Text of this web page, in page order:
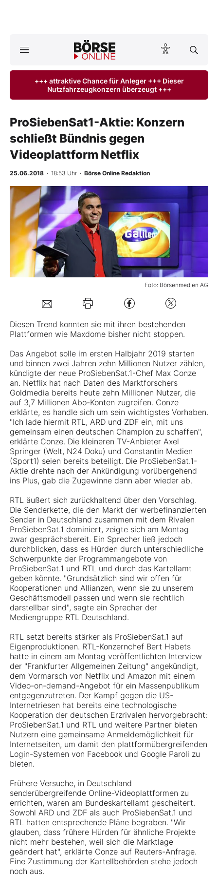
Anlageprodukte
Finanz-Check
Abo & Shop
BO-Musterdepots
Experten
Mein B:O
Mein Konto
Folgen Sie uns
+++ attraktive Chance für Anleger +++ Dieser
Nutzfahrzeugkonzern überzeugt +++
ProSiebenSat1-Aktie: Konzern
schließt Bündnis gegen
Videoplattform Netflix
25.06.2018 · 18:53 Uhr · Börse Online Redaktion
Foto: Börsenmedien AG
-%
Diesen Trend konnten sie mit ihren bestehenden
Plattformen wie Maxdome bisher nicht stoppen.
Das Angebot solle im ersten Halbjahr 2019 starten
und binnen zwei Jahren zehn Millionen Nutzer zählen,
kündigte der neue ProSiebenSat.1-Chef Max Conze
an. Netflix hat nach Daten des Marktforschers
Goldmedia bereits heute zehn Millionen Nutzer, die
auf 3,7 Millionen Abo-Konten zugreifen. Conze
erklärte, es handle sich um sein wichtigstes Vorhaben.
"Ich lade hiermit RTL, ARD und ZDF ein, mit uns
gemeinsam einen deutschen Champion zu schaffen",
erklärte Conze. Die kleineren TV-Anbieter Axel
Springer (Welt, N24 Doku) und Constantin Medien
(Sport1) seien bereits beteiligt. Die ProSiebenSat.1-
Aktie drehte nach der Ankündigung vorübergehend
ins Plus, gab die Zugewinne dann aber wieder ab.
RTL äußert sich zurückhaltend über den Vorschlag.
Die Senderkette, die den Markt der werbefinanzierten
Sender in Deutschland zusammen mit dem Rivalen
ProSiebenSat.1 dominiert, zeigte sich am Montag
zwar gesprächsbereit. Ein Sprecher ließ jedoch
durchblicken, dass es Hürden durch unterschiedliche
Schwerpunkte der Programmangebote von
ProSiebenSat.1 und RTL und durch das Kartellamt
geben könnte. "Grundsätzlich sind wir offen für
Kooperationen und Allianzen, wenn sie zu unserem
Geschäftsmodell passen und wenn sie rechtlich
darstellbar sind", sagte ein Sprecher der
Mediengruppe RTL Deutschland.
RTL setzt bereits stärker als ProSiebenSat.1 auf
Eigenproduktionen. RTL-Konzernchef Bert Habets
hatte in einem am Montag veröffentlichten Interview
der "Frankfurter Allgemeinen Zeitung" angekündigt,
dem Vormarsch von Netflix und Amazon mit einem
Video-on-demand-Angebot für ein Massenpublikum
entgegenzutreten. Der Kampf gegen die US-
Internetriesen hat bereits eine technologische
Kooperation der deutschen Erzrivalen hervorgebracht:
ProSiebenSat.1 und RTL und weitere Partner bieten
Nutzern eine gemeinsame Anmeldemöglichkeit für
Internetseiten, um damit den plattformübergreifenden
Login-Systemen von Facebook und Google Paroli zu
bieten.
Frühere Versuche, in Deutschland
senderübergreifende Online-Videoplattformen zu
errichten, waren am Bundeskartellamt gescheitert.
Sowohl ARD und ZDF als auch ProSiebenSat.1 und
RTL hatten entsprechende Pläne begraben. "Wir
glauben, dass frühere Hürden für ähnliche Projekte
nicht mehr bestehen, weil sich die Marktlage
geändert hat", erklärte Conze auf Reuters-Anfrage.
Eine Zustimmung der Kartellbehörden stehe jedoch
noch aus.